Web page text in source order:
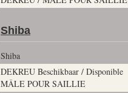
Shiba
Shiba
DEKREU Beschikbaar / Disponible
MÂLE POUR SAILLIE